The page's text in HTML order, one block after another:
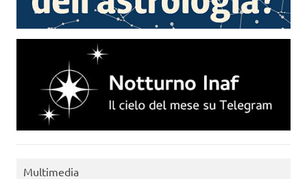
Multimedia